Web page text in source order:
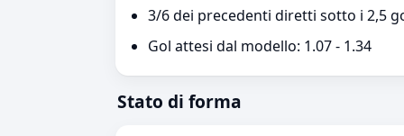
3/6 dei precedenti diretti sotto i 2,5
Gol attesi dal modello: 1.07 - 1.34
Stato di forma